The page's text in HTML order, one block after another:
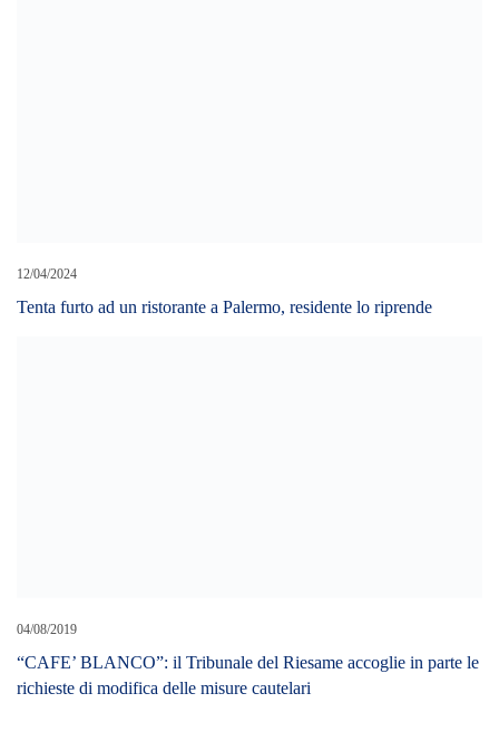
12/04/2024
Tenta furto ad un ristorante a Palermo, residente lo riprende
04/08/2019
“CAFE’ BLANCO”: il Tribunale del Riesame accoglie in parte le
richieste di modifica delle misure cautelari